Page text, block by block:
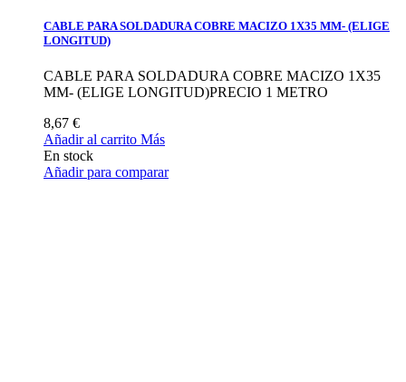
CABLE PARA SOLDADURA COBRE MACIZO 1X35 MM- (ELIGE
LONGITUD)
CABLE PARA SOLDADURA COBRE MACIZO 1X35
MM- (ELIGE LONGITUD)PRECIO 1 METRO
8,67 €
Añadir al carrito Más
En stock
Añadir para comparar